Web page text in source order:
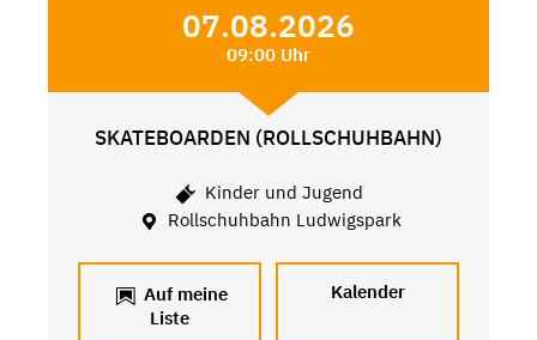
07.08.2026
09:00 Uhr
SKATEBOARDEN (ROLLSCHUHBAHN)
Kinder und Jugend
Rollschuhbahn Ludwigspark
Auf meine
Liste
Kalender